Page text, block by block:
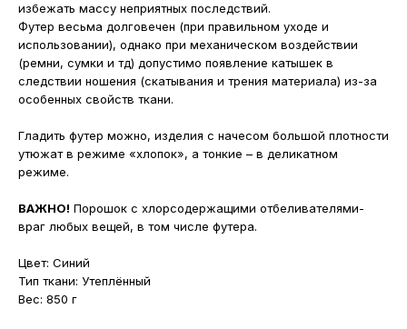
избежать массу неприятных последствий.
Футер весьма долговечен (при правильном уходе и
использовании), однако при механическом воздействии
(ремни, сумки и тд) допустимо появление катышек в
следствии ношения (скатывания и трения материала) из-за
особенных свойств ткани.
Гладить футер можно, изделия с начесом большой плотности
утюжат в режиме «хлопок», а тонкие – в деликатном
режиме.
ВАЖНО! Порошок с хлорсодержащими отбеливателями-
враг любых вещей, в том числе футера.
Цвет: Синий
Тип ткани: Утеплённый
Вес: 850 г